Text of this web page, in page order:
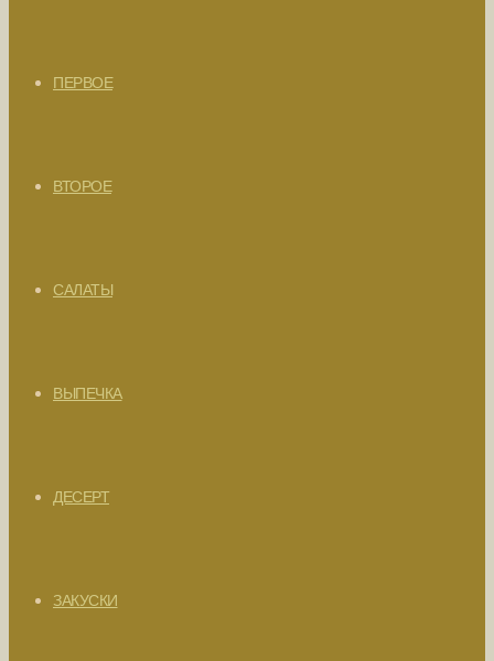
ПЕРВОЕ
ВТОРОЕ
САЛАТЫ
ВЫПЕЧКА
ДЕСЕРТ
ЗАКУСКИ